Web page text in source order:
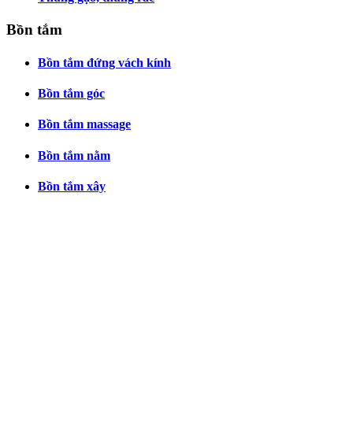
Bồn tắm
Bồn tắm đứng vách kính
Bồn tắm góc
Bồn tắm massage
Bồn tắm nằm
Bồn tắm xây